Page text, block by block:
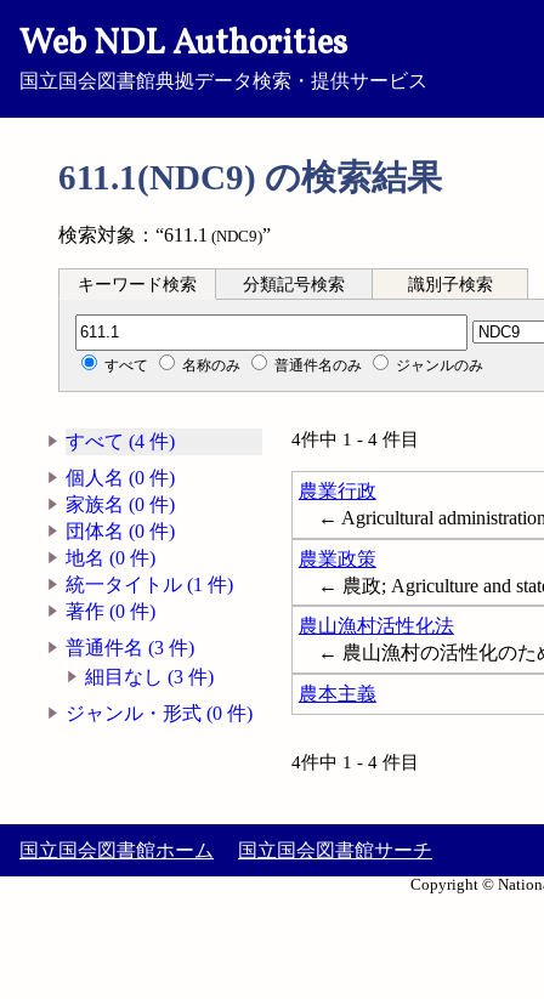
Web NDL Authorities
国立国会図書館典拠データ検索・提供サービス
611.1(NDC9) の検索結果
検索対象：“611.1 (NDC9)”
キーワード検索 分類記号検索 識別子検索
分類記号検索
すべて 名称のみ 普通件名のみ ジャンルのみ
すべて (4 件)
個人名 (0 件)
家族名 (0 件)
団体名 (0 件)
地名 (0 件)
統一タイトル (1 件)
著作 (0 件)
普通件名 (3 件)
細目なし (3 件)
ジャンル・形式 (0 件)
4件中 1 - 4 件目
農業行政
← Agricultural
農業政策
← 農政; Agriculture and
農山漁村活性化法
← 農山漁村の活性化のた
農本主義
4件中 1 - 4 件目
国立国会図書館ホーム 国立国会図書館サーチ
Copyright ©